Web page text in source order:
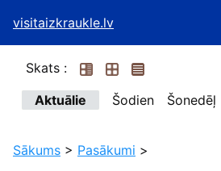
visitaizkraukle.lv
Skats :
Aktuālie
Šodien Šonedēļ
Sākums > Pasākumi >